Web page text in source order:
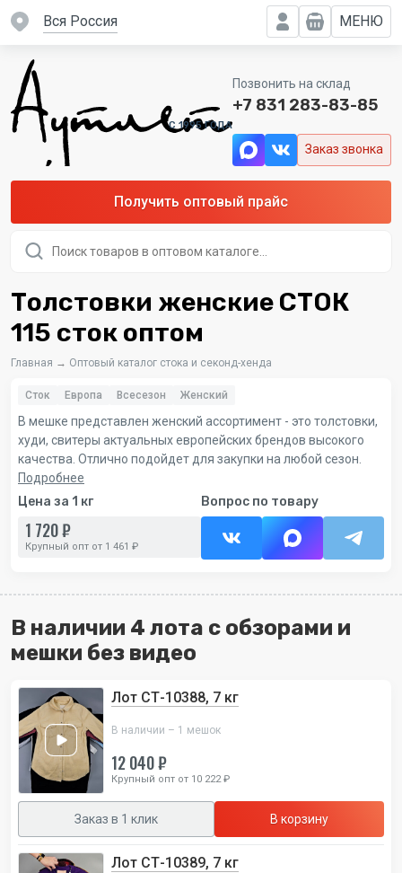
вся Россия МЕНЮ
C 1995 ГОДА
Позвонить на склад
+7 831 283-83-85
Заказ звонка
Получить оптовый прайс
товаров
Толстовки женские СТОК
115 сток оптом
Главная → Оптовый каталог стока и секонд-хенда
Сток Европа Всесезон Женский
В мешке представлен женский ассортимент - это толстовки,
худи, свитеры актуальных европейских брендов высокого
качества. Отлично подойдет для закупки на любой сезон.
Подробнее
Цена за 1 кг
1 720 ₽
Крупный опт от 1 461 ₽
Вопрос по товару
В наличии 4 лота с обзорами и
мешки без видео
Лот СТ-10388, 7 кг
В наличии – 1 мешок
12 040 ₽
Крупный опт от 10 222 ₽
Заказ в 1 клик В корзину
Лот СТ-10389, 7 кг